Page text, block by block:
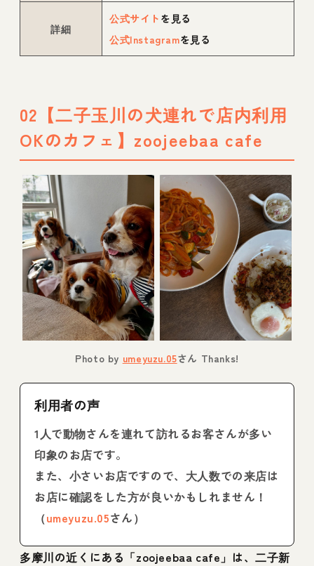
詳細
公式サイト を見る
公式Instagramを見る
02【二子玉川の犬連れで店内利用
OKのカフェ】zoojeebaa cafe
Photo by umeyuzu.05さん Thanks!
利用者の声
1人で動物さんを連れて訪れるお客さんが多い
印象のお店です。
また、小さいお店ですので、大人数での来店は
お店に確認をした方が良いかもしれません！
（umeyuzu.05さん）
多摩川の近くにある「zoojeebaa cafe」は、二子新